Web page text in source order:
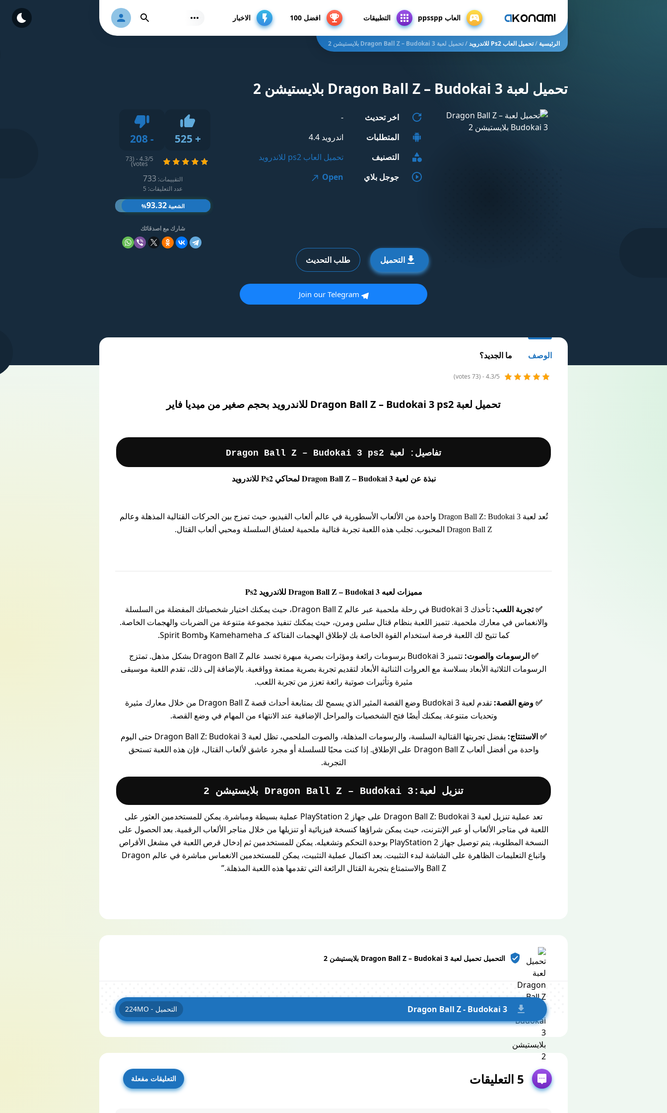
العاب ppsspp التطبيقات افضل 100 الاخبار Authorization Find
الرئيسية /تحميل العاب Ps2 للاندرويد /تحميل لعبة Dragon Ball Z – Budokai 3 بلايستيشن 2
تحميل لعبة Dragon Ball Z – Budokai 3 بلايستيشن 2
اخر تحديث
-
المتطلبات
اندرويد 4.4
التصنيف
تحميل العاب ps2 للاندرويد
جوجل بلاي
Open
+
525
Like
-
208
4.3/5 - (73
votes)
التقييمات: 733
عدد التعليقات: 5
الشعبية93.32
%
التحميل طلب التحديث
الوصف ما الجديد؟
4.3/5 - (73 votes)
تحميل لعبة Dragon Ball Z – Budokai 3 ps2 للاندرويد بحجم صغير من ميديا فاير
تفاصيل: لعبة Dragon Ball Z – Budokai 3 ps2
نبذة عن لعبة Dragon Ball Z – Budokai 3 لمحاكي Ps2 للاندرويد
تُعد لعبة Dragon Ball Z: Budokai 3 واحدة من الألعاب الأسطورية في عالم ألعاب الفيديو، حيث تمزج بين الحركات القتالية المذهلة وعالم
Dragon Ball Z المحبوب. تجلب هذه اللعبة تجربة قتالية ملحمية لعشاق السلسلة ومحبي ألعاب القتال.
مميزات لعبه Dragon Ball Z – Budokai 3 للاندرويد Ps2
✅ تجربة اللعب:
تأخذك Budokai 3 في رحلة ملحمية عبر عالم Dragon Ball Z، حيث يمكنك اختيار شخصياتك المفضلة من السلسلة
والانغماس في معارك ملحمية. تتميز اللعبة بنظام قتال سلس ومرن، حيث يمكنك تنفيذ مجموعة متنوعة من الضربات والهجمات الخاصة.
كما تتيح لك اللعبة فرصة استخدام القوة الخاصة بك لإطلاق الهجمات الفتاكة كـ Kamehameha وSpirit Bomb.
✅ الرسومات والصوت:
تتميز Budokai 3 برسومات رائعة ومؤثرات بصرية مبهرة تجسد عالم Dragon Ball Z بشكل مذهل. تمتزج
الرسومات الثلاثية الأبعاد بسلاسة مع العروات الثنائية الأبعاد لتقديم تجربة بصرية ممتعة وواقعية. بالإضافة إلى ذلك، تقدم اللعبة موسيقى
مثيرة وتأثيرات صوتية رائعة تعزز من تجربة اللعب.
✅ وضع القصة:
تقدم لعبة Budokai 3 وضع القصة المثير الذي يسمح لك بمتابعة أحداث قصة Dragon Ball Z من خلال معارك مثيرة
وتحديات متنوعة. يمكنك أيضًا فتح الشخصيات والمراحل الإضافية عند الانتهاء من المهام في وضع القصة.
✅ الاستنتاج:
بفضل تجربتها القتالية السلسة، والرسومات المذهلة، والصوت الملحمي، تظل لعبة Dragon Ball Z: Budokai 3 حتى اليوم
واحدة من أفضل ألعاب Dragon Ball Z على الإطلاق. إذا كنت محبًا للسلسلة أو مجرد عاشق لألعاب القتال، فإن هذه اللعبة تستحق
التجربة.
تنزيل لعبة:Dragon Ball Z – Budokai 3 بلايستيشن 2
تعد عملية تنزيل لعبة Dragon Ball Z: Budokai 3 على جهاز PlayStation 2 عملية بسيطة ومباشرة. يمكن للمستخدمين العثور على
اللعبة في متاجر الألعاب أو عبر الإنترنت، حيث يمكن شراؤها كنسخة فيزيائية أو تنزيلها من خلال متاجر الألعاب الرقمية. بعد الحصول على
النسخة المطلوبة، يتم توصيل جهاز PlayStation 2 بوحدة التحكم وتشغيله. يمكن للمستخدمين ثم إدخال قرص اللعبة في مشغل الأقراص
واتباع التعليمات الظاهرة على الشاشة لبدء التثبيت. بعد اكتمال عملية التثبيت، يمكن للمستخدمين الانغماس مباشرة في عالم Dragon
Ball Z والاستمتاع بتجربة القتال الرائعة التي تقدمها هذه اللعبة المذهلة.”
التحميل تحميل لعبة Dragon Ball Z – Budokai 3 بلايستيشن 2
Dragon Ball Z - Budokai 3 التحميل - 224MO
5 التعليقات التعليقات مفعلة